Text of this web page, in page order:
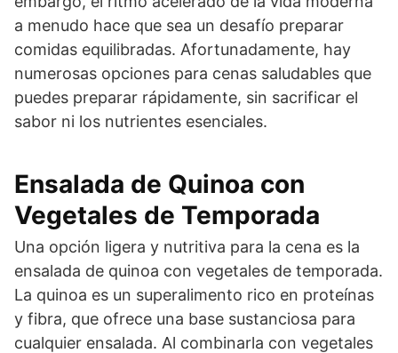
a menudo hace que sea un desafío preparar
comidas equilibradas. Afortunadamente, hay
numerosas opciones para cenas saludables que
puedes preparar rápidamente, sin sacrificar el
sabor ni los nutrientes esenciales.
Ensalada de Quinoa con
Vegetales de Temporada
Una opción ligera y nutritiva para la cena es la
ensalada de quinoa con vegetales de temporada.
La quinoa es un superalimento rico en proteínas
y fibra, que ofrece una base sustanciosa para
cualquier ensalada. Al combinarla con vegetales